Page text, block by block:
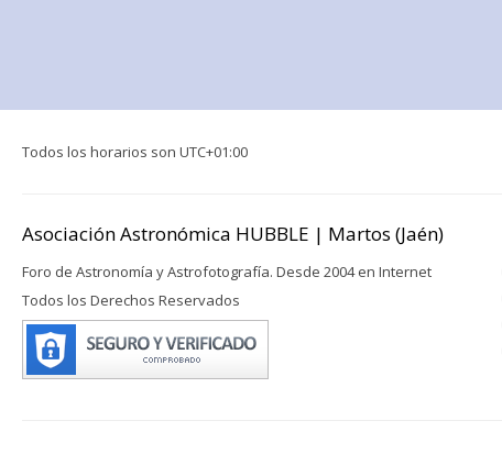
Todos los horarios son UTC+01:00
Asociación Astronómica HUBBLE | Martos (Jaén)
Foro de Astronomía y Astrofotografía. Desde 2004 en Internet
Todos los Derechos Reservados